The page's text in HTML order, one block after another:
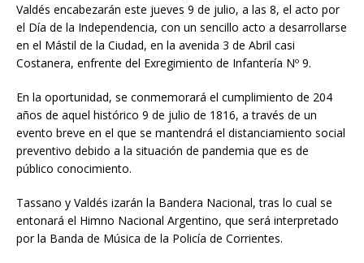
Valdés encabezarán este jueves 9 de julio, a las 8, el acto por
el Día de la Independencia, con un sencillo acto a desarrollarse
en el Mástil de la Ciudad, en la avenida 3 de Abril casi
Costanera, enfrente del Exregimiento de Infantería Nº 9.
En la oportunidad, se conmemorará el cumplimiento de 204
años de aquel histórico 9 de julio de 1816, a través de un
evento breve en el que se mantendrá el distanciamiento social
preventivo debido a la situación de pandemia que es de
público conocimiento.
Tassano y Valdés izarán la Bandera Nacional, tras lo cual se
entonará el Himno Nacional Argentino, que será interpretado
por la Banda de Música de la Policía de Corrientes.